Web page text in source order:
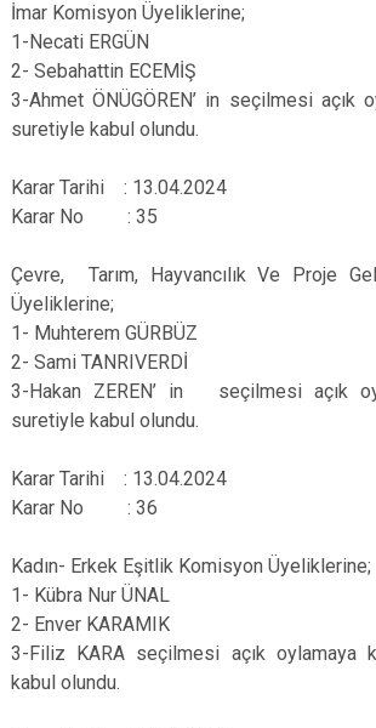
İmar Komisyon Üyeliklerine;
1-Necati ERGÜN
2- Sebahattin ECEMİŞ
3-Ahmet ÖNÜGÖREN’ in seçilmesi açık
suretiyle kabul olundu.
Karar Tarihi : 13.04.2024
Karar No : 35
Çevre, Tarım, Hayvancılık Ve Proje
Üyeliklerine;
1- Muhterem GÜRBÜZ
2- Sami TANRIVERDİ
3-Hakan ZEREN’ in seçilmesi açık
suretiyle kabul olundu.
Karar Tarihi : 13.04.2024
Karar No : 36
Kadın- Erkek Eşitlik Komisyon Üyeliklerine;
1- Kübra Nur ÜNAL
2- Enver KARAMIK
3-Filiz KARA seçilmesi açık oylamaya
kabul olundu.